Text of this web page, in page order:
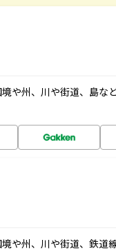
や州、川や街道、島な
や州、川や街道、鉄道